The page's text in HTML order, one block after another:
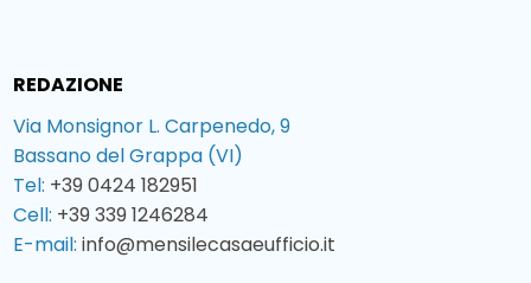
REDAZIONE
Via Monsignor L. Carpenedo, 9
Bassano del Grappa (VI)
Tel: +39 0424 182951
Cell: +39 339 1246284
E-mail:info@mensilecasaeufficio.it